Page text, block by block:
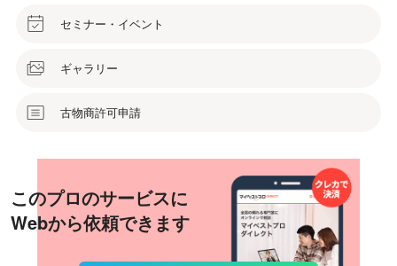
セミナー・イベント
ギャラリー
古物商許可申請
このプロのサービスに
Webから依頼できます